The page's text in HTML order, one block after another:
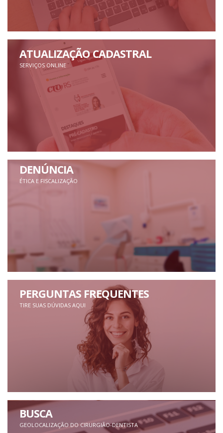
ATUALIZAÇÃO CADASTRAL
SERVIÇOS ONLINE
DENÚNCIA
ÉTICA E FISCALIZAÇÃO
PERGUNTAS FREQUENTES
TIRE SUAS DÚVIDAS AQUI
BUSCA
GEOLOCALIZAÇÃO DO CIRURGIÃO-DENTISTA